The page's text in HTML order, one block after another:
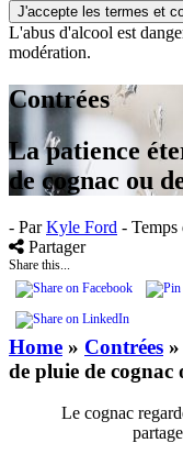
J'accepte les termes et
L'abus d'alcool est
modération.
Contrées
La patience
de cognac ou
- ParKyle Ford - Temps
Partager
Share this...
Home » Contrées »
de pluie de cognac
Le cognac